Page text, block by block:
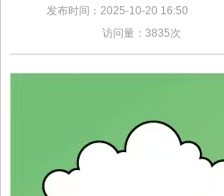
发布时间：2025-10-20 16:50
访问量： 3835次